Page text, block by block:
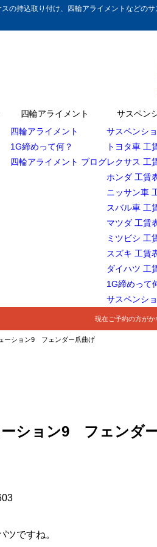
の持込取り付け、四輪アライメントなどの
四輪アライメント
四輪アライメント
1G締めって何？
四輪アライメント ブログ
サスペン
サスペンシ
トヨタ車 工
レクサス 工
ホンダ 工賃
ニッサン車
スバル車 工
マツダ 工賃
ミツビシ 工
スズキ 工賃
ダイハツ 工
1G締めって
サスペンシ
現在ご予約の方がか
ーション9 フェンダー爪曲げ
ション9 フェンダ
ツですね。